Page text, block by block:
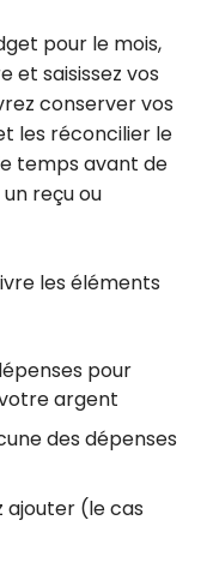
pour le mois,
et saisissez vos
conserver vos
les réconcilier le
temps avant de
reçu ou
les éléments
pour
argent
des dépenses
ajouter (le cas